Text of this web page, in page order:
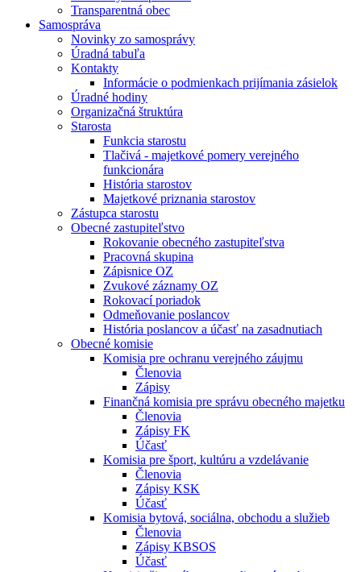
Transparentná obec
Samospráva
Novinky zo samosprávy
Úradná tabuľa
Kontakty
Informácie o podmienkach prijímania zásielok
Úradné hodiny
Organizačná štruktúra
Starosta
Funkcia starostu
Tlačivá - majetkové pomery verejného
funkcionára
História starostov
Majetkové priznania starostov
Zástupca starostu
Obecné zastupiteľstvo
Rokovanie obecného zastupiteľstva
Pracovná skupina
Zápisnice OZ
Zvukové záznamy OZ
Rokovací poriadok
Odmeňovanie poslancov
História poslancov a účasť na zasadnutiach
Obecné komisie
Komisia pre ochranu verejného záujmu
Členovia
Zápisy
Finančná komisia pre správu obecného majetku
Členovia
Zápisy FK
Účasť
Komisia pre šport, kultúru a vzdelávanie
Členovia
Zápisy KSK
Účasť
Komisia bytová, sociálna, obchodu a služieb
Členovia
Zápisy KBSOS
Účasť